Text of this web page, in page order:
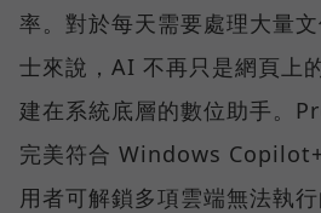
率。對於每天需要處理大量
士來說，AI 不再只是網頁上
建在系統底層的數位助手。
完美符合 Windows
用者可解鎖多項雲端無法執行